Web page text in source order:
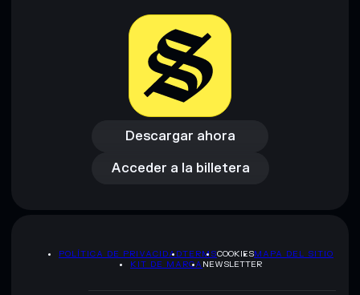
Descargar ahora
Descargar ahora
Acceder a la billetera
Acceder a la billetera
POLÍTICA DE PRIVACIDADTERMSCOOKIESMAPA DEL SITIO
KIT DE MARCA NEWSLETTER